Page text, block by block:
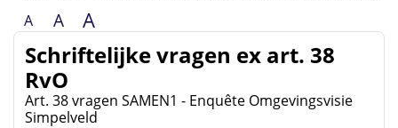
A A A
Schriftelijke vragen ex art. 38
RvO
Art. 38 vragen SAMEN1 - Enquête Omgevingsvisie
Simpelveld